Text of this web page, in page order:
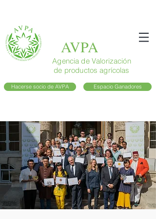
AVPA
Agencia de Valorización
de productos agrícolas
Hacerse socio de AVPA Espacio Ganadores